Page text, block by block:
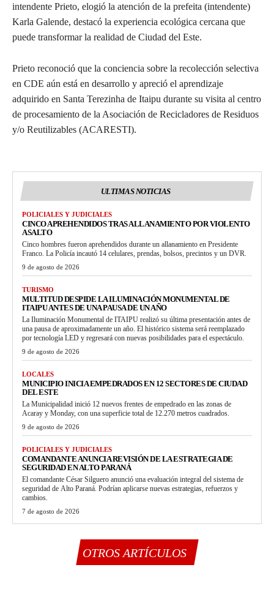
intendente Prieto, elogió la atención de la prefeita (intendente)
Karla Galende, destacó la experiencia ecológica cercana que
puede transformar la realidad de Ciudad del Este.
Prieto reconoció que la conciencia sobre la recolección selectiva
en CDE aún está en desarrollo y apreció el aprendizaje
adquirido en Santa Terezinha de Itaipu durante su visita al centro
de procesamiento de la Asociación de Recicladores de Residuos
y/o Reutilizables (ACARESTI).
ULTIMAS NOTICIAS
POLICIALES Y JUDICIALES
CINCO APREHENDIDOS TRAS ALLANAMIENTO POR VIOLENTO
ASALTO
Cinco hombres fueron aprehendidos durante un allanamiento en Presidente
Franco. La Policía incautó 14 celulares, prendas, bolsos, precintos y un DVR.
9 de agosto de 2026
TURISMO
MULTITUD DESPIDE LA ILUMINACIÓN MONUMENTAL DE
ITAIPU ANTES DE UNA PAUSA DE UN AÑO
La Iluminación Monumental de ITAIPU realizó su última presentación antes de
una pausa de aproximadamente un año. El histórico sistema será reemplazado
por tecnología LED y regresará con nuevas posibilidades para el espectáculo.
9 de agosto de 2026
LOCALES
MUNICIPIO INICIA EMPEDRADOS EN 12 SECTORES DE CIUDAD
DEL ESTE
La Municipalidad inició 12 nuevos frentes de empedrado en las zonas de
Acaray y Monday, con una superficie total de 12.270 metros cuadrados.
9 de agosto de 2026
POLICIALES Y JUDICIALES
COMANDANTE ANUNCIA REVISIÓN DE LA ESTRATEGIA DE
SEGURIDAD EN ALTO PARANÁ
El comandante César Silguero anunció una evaluación integral del sistema de
seguridad de Alto Paraná. Podrían aplicarse nuevas estrategias, refuerzos y
cambios.
7 de agosto de 2026
OTROS ARTÍCULOS